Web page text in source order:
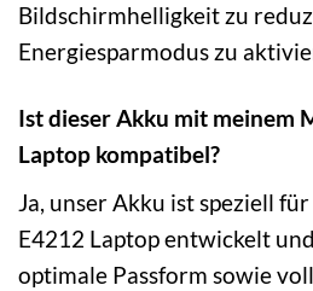
Bildschirmhelligkeit zu
Energiesparmodus zu
Ist dieser Akku mit meinem
Laptop kompatibel?
Ja, unser Akku ist speziell
E4212 Laptop entwickelt
optimale Passform sowie